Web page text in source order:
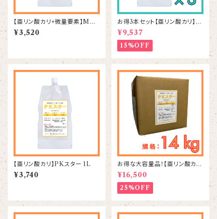
【亜リン酸カリ+微量要素】MPK
スター 1L
¥3,520
お得3本セット【亜リン酸カリ】P
Kスター 1L×3本
¥9,537
15%OFF
【亜リン酸カリ】PKスター 1L
¥3,740
お得な大容量品！【亜リン酸カ
リ】PKスター 14kg
¥16,500
25%OFF